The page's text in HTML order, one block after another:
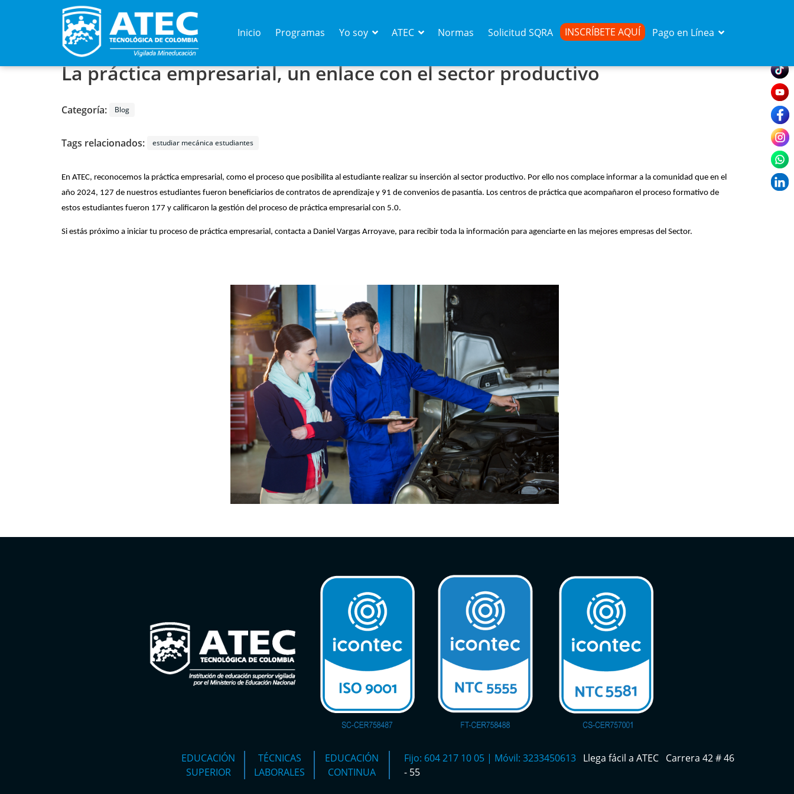
Inicio Programas Yo soy ATEC Normas Solicitud SQRA INSCRÍBETE AQUÍ Pago en Línea
La práctica empresarial, un enlace con el sector productivo
Categoría: Blog
Tags relacionados: estudiar mecánica estudiantes
En ATEC, reconocemos la práctica empresarial, como el proceso que posibilita al estudiante realizar su inserción al sector productivo. Por ello nos complace informar a la comunidad que en el
año 2024, 127 de nuestros estudiantes fueron beneficiarios de contratos de aprendizaje y 91 de convenios de pasantía. Los centros de práctica que acompañaron el proceso formativo de
estos estudiantes fueron 177 y calificaron la gestión del proceso de práctica empresarial con 5.0.
Si estás próximo a iniciar tu proceso de práctica empresarial, contacta a Daniel Vargas Arroyave, para recibir toda la información para agenciarte en las mejores empresas del Sector.
EDUCACIÓN
SUPERIOR
TÉCNICAS
LABORALES
EDUCACIÓN
CONTINUA
Fijo: 604 217 10 05 | Móvil: 3233450613 Llega fácil a ATEC Carrera 42 # 46
- 55